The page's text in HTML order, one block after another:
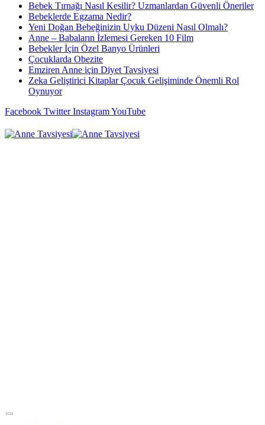
Bebek Tırnağı Nasıl Kesilir? Uzmanlardan Güvenli Öneriler
Bebeklerde Egzama Nedir?
Yeni Doğan Bebeğinizin Uyku Düzeni Nasıl Olmalı?
Anne – Babaların İzlemesi Gereken 10 Film
Bebekler İçin Özel Banyo Ürünleri
Çocuklarda Obezite
Emziren Anne için Diyet Tavsiyesi
Zeka Geliştirici Kitaplar Çocuk Gelişiminde Önemli Rol
Oynuyor
Facebook Twitter InstagramYouTube